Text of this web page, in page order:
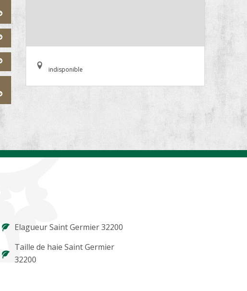
indisponible
Elagueur Saint Germier 32200
Taille de haie Saint Germier
32200